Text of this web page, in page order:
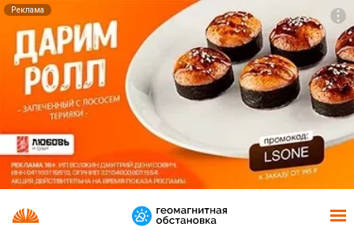
Реклама